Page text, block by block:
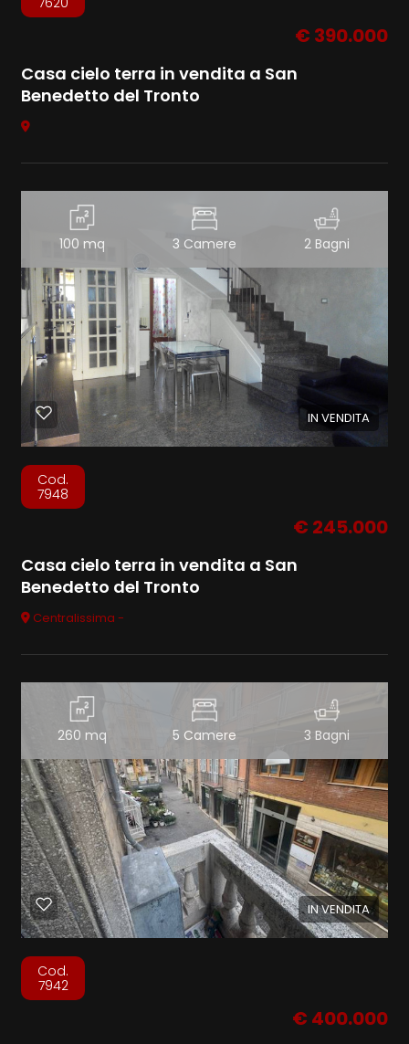
€ 390.000
Casa cielo terra in vendita a San
Benedetto del Tronto
100 mq 3 Camere 2 Bagni
IN VENDITA
Cod.
7948
€ 245.000
Casa cielo terra in vendita a San
Benedetto del Tronto
Centralissima -
260 mq 5 Camere 3 Bagni
IN VENDITA
Cod.
7942
€ 400.000